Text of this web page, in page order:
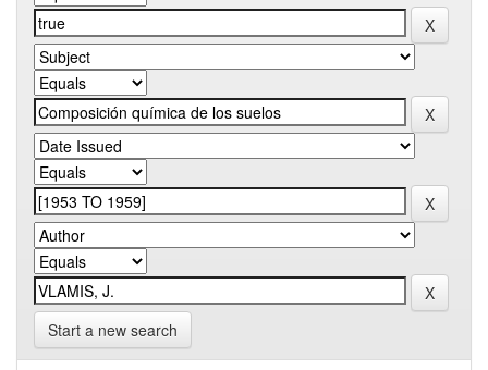
Start a new search